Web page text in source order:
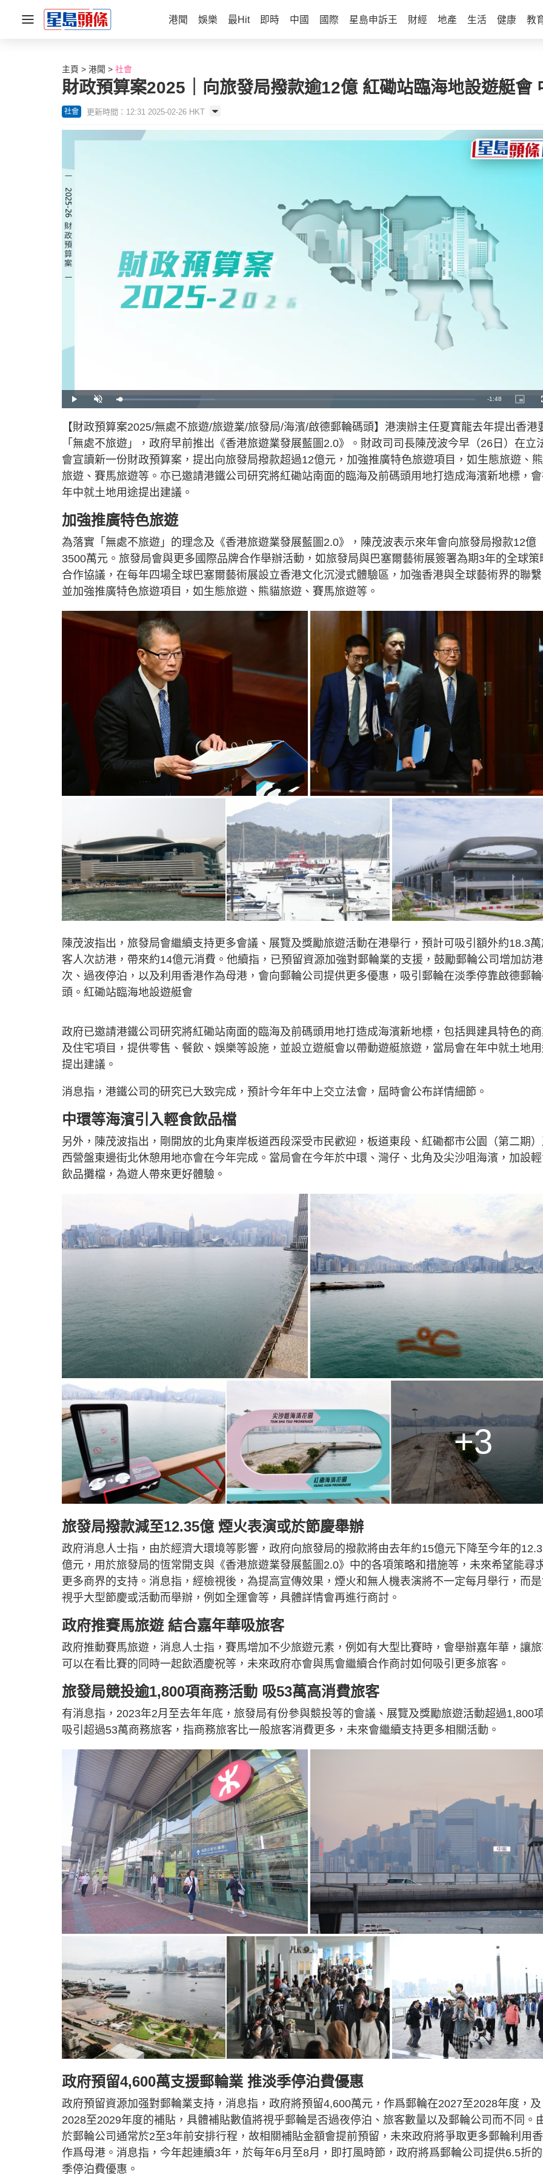
港聞 娛樂 最Hit 即時 中國 國際 星島申訴王 財經 地產 生活 健康 教
主頁 港聞 社會
財政預算案2025｜向旅發局撥款逾12億 紅磡站臨海地設遊艇會
社會 更新時間：12:31 2025-02-26 HKT
P
l
U
n
t
e
L
o
e
d
:
2
7
.
3
%
R
a
i
g
T
-1:48
P
i
u
r
e
-
i
n
-
【財政預算案2025/無處不旅遊/旅遊業/旅發局/海濱/啟德郵輪碼頭】港澳辦主任夏寶龍去年提出香港
「無處不旅遊」，政府早前推出《香港旅遊業發展藍圖2.0》。財政司司長陳茂波今早（26日）在立
會宣讀新一份財政預算案，提出向旅發局撥款超過12億元，加強推廣特色旅遊項目，如生態旅遊、
旅遊、賽馬旅遊等。亦已邀請港鐵公司研究將紅磡站南面的臨海及前碼頭用地打造成海濱新地標，
年中就土地用途提出建議。
加強推廣特色旅遊
為落實「無處不旅遊」的理念及《香港旅遊業發展藍圖2.0》，陳茂波表示來年會向旅發局撥款12億
3500萬元。旅發局會與更多國際品牌合作舉辦活動，如旅發局與巴塞爾藝術展簽署為期3年的全球策
合作協議，在每年四場全球巴塞爾藝術展設立香港文化沉浸式體驗區，加強香港與全球藝術界的聯
並加強推廣特色旅遊項目，如生態旅遊、熊貓旅遊、賽馬旅遊等。
陳茂波指出，旅發局會繼續支持更多會議、展覽及獎勵旅遊活動在港舉行，預計可吸引額外約18.3
客人次訪港，帶來約14億元消費。他續指，已預留資源加強對郵輪業的支援，鼓勵郵輪公司增加訪
次、過夜停泊，以及利用香港作為母港，會向郵輪公司提供更多優惠，吸引郵輪在淡季停靠啟德郵
頭。紅磡站臨海地設遊艇會
政府已邀請港鐵公司研究將紅磡站南面的臨海及前碼頭用地打造成海濱新地標，包括興建具特色的
及住宅項目，提供零售、餐飲、娛樂等設施，並設立遊艇會以帶動遊艇旅遊，當局會在年中就土地
提出建議。
消息指，港鐵公司的研究已大致完成，預計今年年中上交立法會，屆時會公布詳情細節。
中環等海濱引入輕食飲品檔
另外，陳茂波指出，剛開放的北角東岸板道西段深受市民歡迎，板道東段、紅磡都市公園（第二期
西營盤東邊街北休憩用地亦會在今年完成。當局會在今年於中環、灣仔、北角及尖沙咀海濱，加設
飲品攤檔，為遊人帶來更好體驗。
+3
旅發局撥款減至12.35億 煙火表演或於節慶舉辦
政府消息人士指，由於經濟大環境等影響，政府向旅發局的撥款將由去年約15億元下降至今年的
億元，用於旅發局的恆常開支與《香港旅遊業發展藍圖2.0》中的各項策略和措施等，未來希望能尋
更多商界的支持。消息指，經檢視後，為提高宣傳效果，煙火和無人機表演將不一定每月舉行，而
視乎大型節慶或活動而舉辦，例如全運會等，具體詳情會再進行商討。
政府推賽馬旅遊 結合嘉年華吸旅客
政府推動賽馬旅遊，消息人士指，賽馬增加不少旅遊元素，例如有大型比賽時，會舉辦嘉年華，讓
可以在看比賽的同時一起飲酒慶祝等，未來政府亦會與馬會繼續合作商討如何吸引更多旅客。
旅發局競投逾1,800項商務活動 吸53萬高消費旅客
有消息指，2023年2月至去年年底，旅發局有份參與競投等的會議、展覽及獎勵旅遊活動超過1,800
吸引超過53萬商務旅客，指商務旅客比一般旅客消費更多，未來會繼續支持更多相關活動。
政府預留4,600萬支援郵輪業 推淡季停泊費優惠
政府預留資源加强對郵輪業支持，消息指，政府將預留4,600萬元，作爲郵輪在2027至2028年度，及
2028至2029年度的補貼，具體補貼數值將視乎郵輪是否過夜停泊、旅客數量以及郵輪公司而不同。
於郵輪公司通常於2至3年前安排行程，故相關補貼金額會提前預留，未來政府將爭取更多郵輪利用
作爲母港。消息指，今年起連續3年，於每年6月至8月，即打風時節，政府將爲郵輪公司提供6.5折
季停泊費優惠。